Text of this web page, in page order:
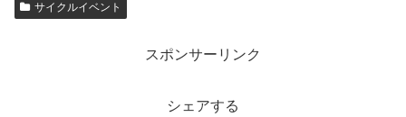
サイクルイベント
スポンサーリンク
シェアする